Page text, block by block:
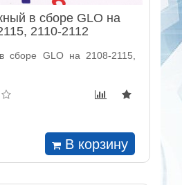
в сборе GLO на
2110-2112
сборе GLO на 2108-2115,
В корзину